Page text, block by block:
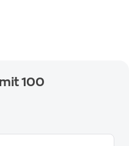
100